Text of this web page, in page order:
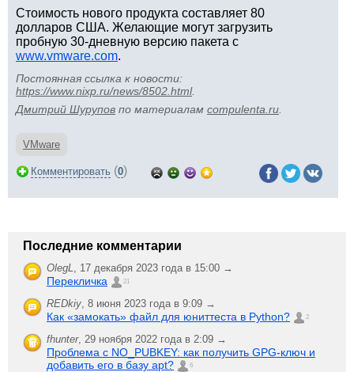
Стоимость нового продукта составляет 80
долларов США. Желающие могут загрузить
пробную 30-дневную версию пакета с
www.vmware.com.
Постоянная ссылка к новости:
https://www.nixp.ru/news/8502.html.
Дмитрий Шурупов по материалам compulenta.ru
VMware
Комментировать (0)
Последние комментарии
OlegL, 17 декабря 2023 года в 15:00 →
Перекличка 21
REDkiy, 8 июня 2023 года в 9:09 →
Как «замокать» файл для юниттеста в Python? 2
fhunter, 29 ноября 2022 года в 2:09 →
Проблема с NO_PUBKEY: как получить GPG-ключ и
добавить его в базу apt?
6